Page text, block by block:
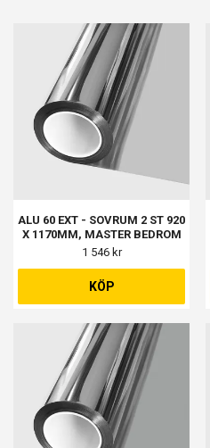
ALU 60 EXT - SOVRUM 2 ST 920
X 1170MM, MASTER BEDROM
1 ST 1370 X 270MM
1 546 kr
KÖP